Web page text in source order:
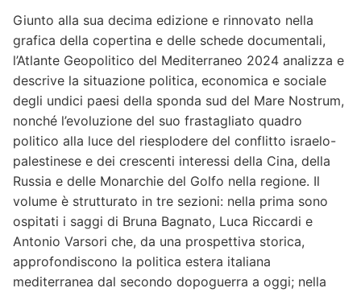
Giunto alla sua decima edizione e rinnovato nella
grafica della copertina e delle schede documentali,
l’Atlante Geopolitico del Mediterraneo 2024 analizza e
descrive la situazione politica, economica e sociale
degli undici paesi della sponda sud del Mare Nostrum,
nonché l’evoluzione del suo frastagliato quadro
politico alla luce del riesplodere del conflitto israelo-
palestinese e dei crescenti interessi della Cina, della
Russia e delle Monarchie del Golfo nella regione. Il
volume è strutturato in tre sezioni: nella prima sono
ospitati i saggi di Bruna Bagnato, Luca Riccardi e
Antonio Varsori che, da una prospettiva storica,
approfondiscono la politica estera italiana
mediterranea dal secondo dopoguerra a oggi; nella